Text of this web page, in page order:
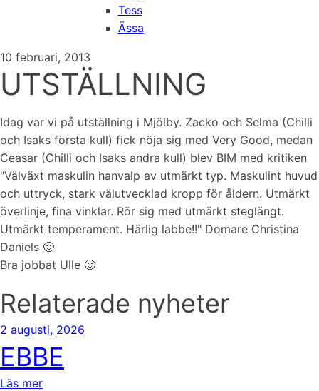
Tess
Ässa
10 februari, 2013
UTSTÄLLNING
Idag var vi på utställning i Mjölby. Zacko och Selma (Chilli
och Isaks första kull) fick nöja sig med Very Good, medan
Ceasar (Chilli och Isaks andra kull) blev BIM med kritiken
"Välväxt maskulin hanvalp av utmärkt typ. Maskulint huvud
och uttryck, stark välutvecklad kropp för åldern. Utmärkt
överlinje, fina vinklar. Rör sig med utmärkt steglängt.
Utmärkt temperament. Härlig labbe!!" Domare Christina
Daniels 🙂
Bra jobbat Ulle 🙂
Relaterade nyheter
2 augusti, 2026
EBBE
Läs mer